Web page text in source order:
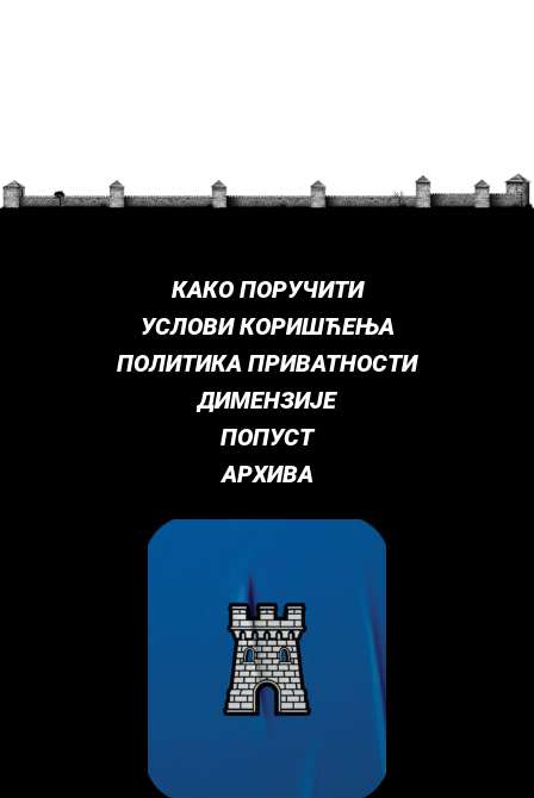
КАКО ПОРУЧИТИ
УСЛОВИ КОРИШЋЕЊА
ПОЛИТИКА ПРИВАТНОСТИ
ДИМЕНЗИЈЕ
ПОПУСТ
АРХИВА